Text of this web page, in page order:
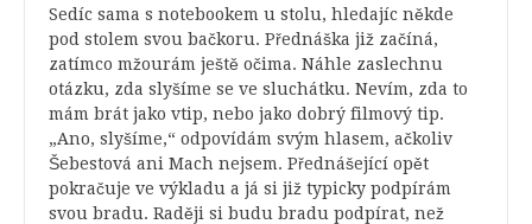
Sedíc sama s notebookem u stolu, hledajíc někde
pod stolem svou bačkoru. Přednáška již začíná,
zatímco mžourám ještě očima. Náhle zaslechnu
otázku, zda slyšíme se ve sluchátku. Nevím, zda to
mám brát jako vtip, nebo jako dobrý filmový tip.
„Ano, slyšíme,“ odpovídám svým hlasem, ačkoliv
Šebestová ani Mach nejsem. Přednášející opět
pokračuje ve výkladu a já si již typicky podpírám
svou bradu. Raději si budu bradu podpírat, než